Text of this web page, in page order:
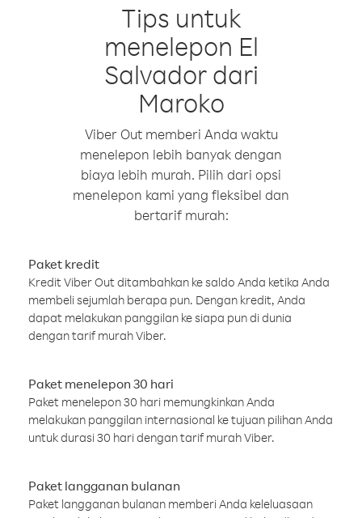
Tips untuk
menelepon El
Salvador dari
Maroko
Viber Out memberi Anda waktu
menelepon lebih banyak dengan
biaya lebih murah. Pilih dari opsi
menelepon kami yang fleksibel dan
bertarif murah:
Paket kredit
Kredit Viber Out ditambahkan ke saldo Anda ketika Anda
membeli sejumlah berapa pun. Dengan kredit, Anda
dapat melakukan panggilan ke siapa pun di dunia
dengan tarif murah Viber.
Paket menelepon 30 hari
Paket menelepon 30 hari memungkinkan Anda
melakukan panggilan internasional ke tujuan pilihan Anda
untuk durasi 30 hari dengan tarif murah Viber.
Paket langganan bulanan
Paket langganan bulanan memberi Anda keleluasaan